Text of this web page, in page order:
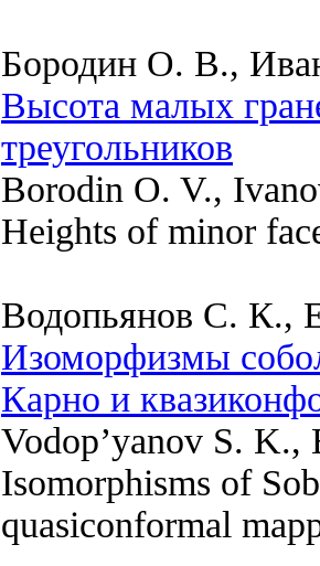
Бородин О. В.,
Высота малых
треугольников
Borodin O. V.,
Heights of minor
Водопьянов С. К.,
Изоморфизмы
Карно и
Vodop’yanov S. K.,
Isomorphisms of
quasiconformal